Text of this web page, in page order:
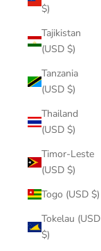
$)
Tajikistan
(USD $)
Tanzania
(USD $)
Thailand
(USD $)
Timor-Leste
(USD $)
Togo (USD $)
Tokelau (USD
$)